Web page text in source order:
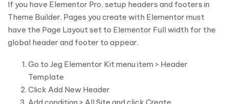
If you have Elementor Pro, setup headers and footers in
Theme Builder. Pages you create with Elementor must
have the Page Layout set to Elementor Full width for the
global header and footer to appear.
Go to Jeg Elementor Kit menu item > Header
Template
Click Add New Header